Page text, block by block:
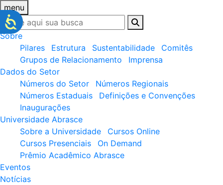
menu
Sobre
Pilares
Estrutura Sustentabilidade
Comitês
Grupos de Relacionamento
Imprensa
Dados do Setor
Números do Setor
Números Regionais
Números Estaduais
Definições e Convenções
Inaugurações
Universidade Abrasce
Sobre a Universidade
Cursos Online
Cursos Presenciais
On Demand
Prêmio Acadêmico Abrasce
Eventos
Notícias